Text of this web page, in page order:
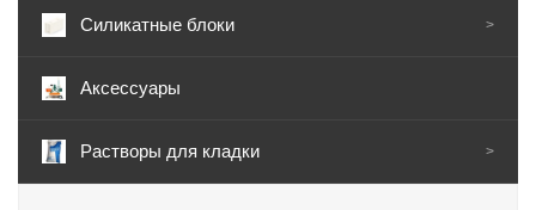
Силикатные блоки >
Аксессуары
Растворы для кладки >